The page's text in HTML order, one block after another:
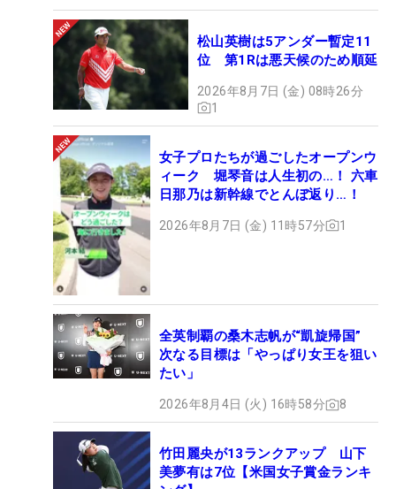
松山英樹は5アンダー暫定11
位 第1Rは悪天候のため順延
2026年8月7日 (金) 08時26分
1
女子プロたちが過ごしたオープンウ
ィーク 堀琴音は人生初の…！ 六車
日那乃は新幹線でとんぼ返り…！
2026年8月7日 (金) 11時57分 1
全英制覇の桑木志帆が“凱旋帰国”
次なる目標は「やっぱり女王を狙い
たい」
2026年8月4日 (火) 16時58分 8
竹田麗央が13ランクアップ 山下
美夢有は7位【米国女子賞金ランキ